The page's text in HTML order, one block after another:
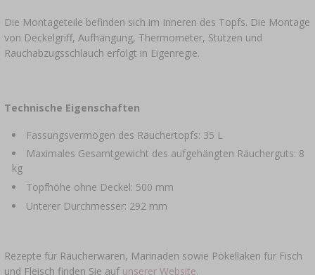
Die Montageteile befinden sich im Inneren des Topfs. Die Montage
von Deckelgriff, Aufhängung, Thermometer, Stutzen und
Rauchabzugsschlauch erfolgt in Eigenregie.
Technische Eigenschaften
Fassungsvermögen des Räuchertopfs: 35 L
Maximales Gesamtgewicht des aufgehängten Räucherguts: 8
kg
Topfhöhe ohne Deckel: 500 mm
Unterer Durchmesser: 292 mm
Rezepte für Räucherwaren, Marinaden sowie Pökellaken für Fisch
und Fleisch finden Sie auf unserer Website.